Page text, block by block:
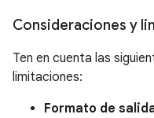
Consideraciones y
Ten en cuenta las
limitaciones:
Formato de